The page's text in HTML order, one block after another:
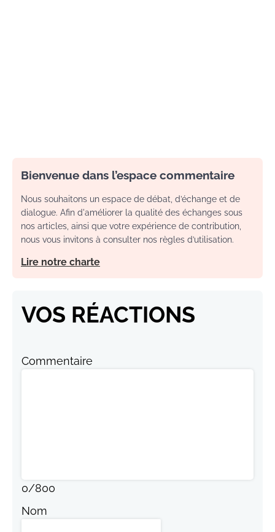
Bienvenue dans l’espace commentaire
Nous souhaitons un espace de débat, d’échange et de
dialogue. Afin d'améliorer la qualité des échanges sous
nos articles, ainsi que votre expérience de contribution,
nous vous invitons à consulter nos règles d’utilisation.
Lire notre charte
VOS RÉACTIONS
Commentaire
0/800
Nom